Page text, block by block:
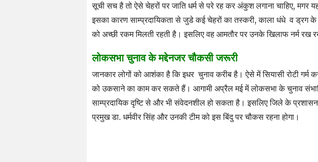
सूची सच है तो ऐसे चेहरों पर जाति धर्म से परे रह कर अंकुश लगाना चाहिए, मगर
इसका कारण साम्प्रदायिकता से जुडे कई चेहरों का तस्करी, काला धंधे व ड्रग
को अच्छी रकम मिलती रहती है। इसलिए वह आमतौर पर उनके खिलाफ नर्म रख
लोकसभा चुनाव के मद्देनजर चौकसी जरूरी
जानकार लोगों को आशंका है कि इधर चुनाव करीब है। ऐसे में सियासी रोटी गर्म
को उकसाने का काम कर सकते हैं। आगामी अप्रैल मई में लोकसभा के चुनाव
साम्प्रदायिक दृष्टि से और भी संवेदनशील हो सकता है। इसलिए जिले के
प्रमुख डा. धर्मवीर सिंह और उनकी टीम को इस बिंदु पर चौकस रहना होगा।